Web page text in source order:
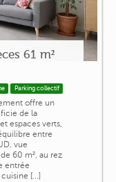
61 m²
Parking collectif
offre un
de la
espaces verts,
entre
vue
60 m², au rez
entrée
[...]